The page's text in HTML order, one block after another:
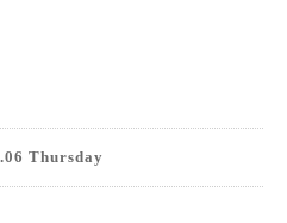
Thursday